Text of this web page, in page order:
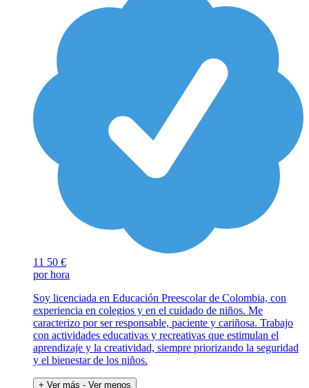
11 50 €
por hora
Soy licenciada en Educación Preescolar de Colombia, con
experiencia en colegios y en el cuidado de niños. Me
caracterizo por ser responsable, paciente y cariñosa. Trabajo
con actividades educativas y recreativas que estimulan el
aprendizaje y la creatividad, siempre priorizando la seguridad
y el bienestar de los niños.
+ Ver más - Ver menos